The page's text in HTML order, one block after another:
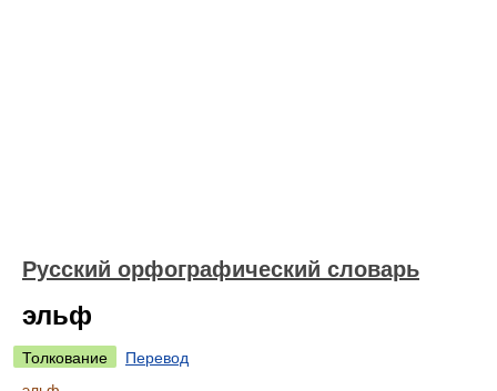
Русский орфографический словарь
эльф
Толкование
Перевод